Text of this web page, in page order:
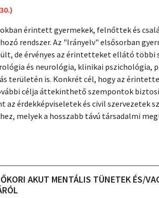
érintett gyermekek, felnőttek és
rendszer. Az "Irányelv" elsősorban
de érvényes az érintetteket ellátó többi
és neurológia, klinikai pszichológia,
területén is. Konkrét cél, hogy az
célja áttekinthető szempontok
érdekképviseletek és civil szervezetek
melyek a hosszabb távú társadalmi
AKUT MENTÁLIS TÜNETEK ÉS/